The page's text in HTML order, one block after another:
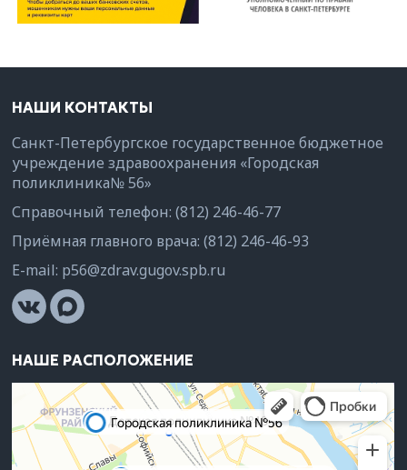
НАШИ КОНТАКТЫ
Санкт-Петербургское государственное бюджетное
учреждение здравоохранения «Городская
поликлиника№ 56»
Справочный телефон:(812) 246-46-77
Приёмная главного врача:(812) 246-46-93
E-mail: p56@zdrav.gugov.spb.ru
НАШЕ РАСПОЛОЖЕНИЕ